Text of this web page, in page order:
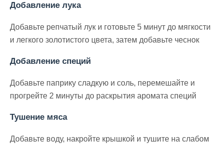
Добавление лука
Добавьте репчатый лук и готовьте 5 минут до мягкости
и легкого золотистого цвета, затем добавьте чеснок
Добавление специй
Добавьте паприку сладкую и соль, перемешайте и
прогрейте 2 минуты до раскрытия аромата специй
Тушение мяса
Добавьте воду, накройте крышкой и тушите на слабом